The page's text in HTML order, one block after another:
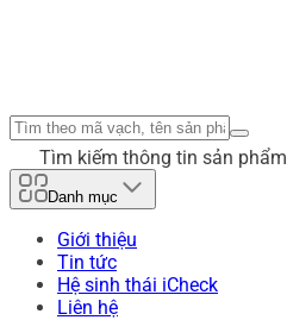
Tìm kiếm thông tin sản phẩm
Danh mục
Giới thiệu
Tin tức
Hệ sinh thái iCheck
Liên hệ